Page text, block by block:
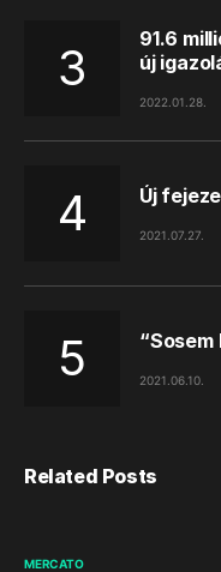
91.6
új
2022.01.28.
Új
2021.07.27.
2021.06.10.
Related Posts
MERCATO